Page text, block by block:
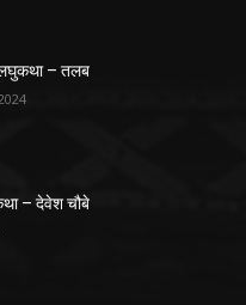
लघुकथा – तलब
– देवेश चौबे